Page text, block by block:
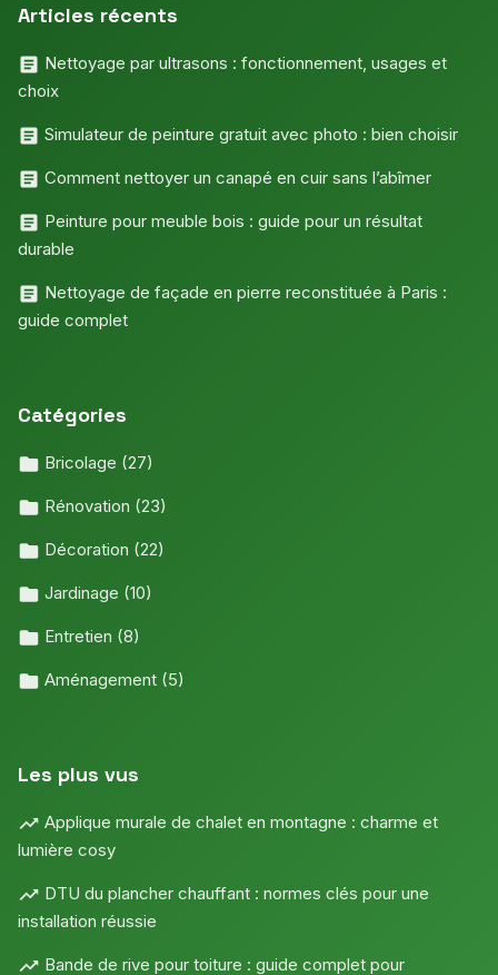
Articles récents
Nettoyage par ultrasons : fonctionnement, usages et
choix
Simulateur de peinture gratuit avec photo : bien choisir
Comment nettoyer un canapé en cuir sans l’abîmer
Peinture pour meuble bois : guide pour un résultat
durable
Nettoyage de façade en pierre reconstituée à Paris :
guide complet
Catégories
Bricolage (27)
Rénovation (23)
Décoration (22)
Jardinage (10)
Entretien (8)
Aménagement (5)
Les plus vus
Applique murale de chalet en montagne : charme et
lumière cosy
DTU du plancher chauffant : normes clés pour une
installation réussie
Bande de rive pour toiture : guide complet pour